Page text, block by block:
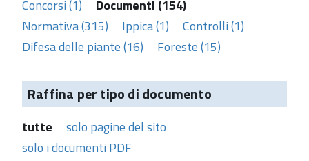
Concorsi (1)
Documenti (154)
Normativa (315)
Ippica (1)
Controlli (1)
Difesa delle piante (16)
Foreste (15)
Raffina per tipo di documento
tutte
solo pagine del sito
solo i documenti PDF